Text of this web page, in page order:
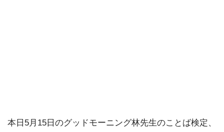
本日5月15日のグッドモーニング林先生のことば検定、